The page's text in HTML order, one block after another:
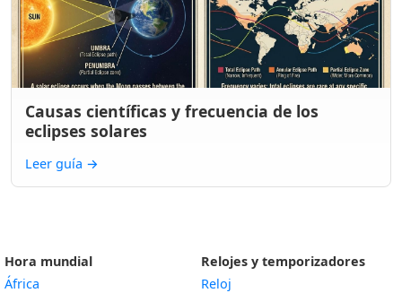
Causas científicas y frecuencia de los
eclipses solares
Leer guía →
Hora mundial
África
Relojes y temporizadores
Reloj